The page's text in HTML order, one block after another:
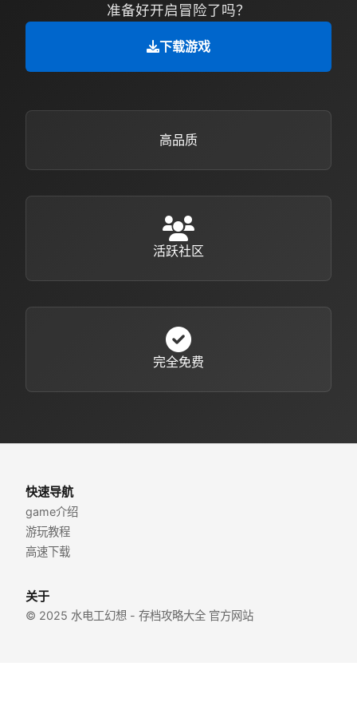
准备好开启冒险了吗？
下载游戏
高品质
活跃社区
完全免费
快速导航
game介绍
游玩教程
高速下载
关于
© 2025 水电工幻想 - 存档攻略大全 官方网站